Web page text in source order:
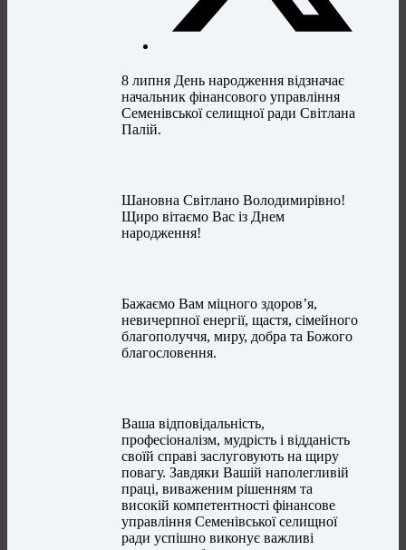
8 липня День народження відзначає
начальник фінансового управління
Семенівської селищної ради Світлана
Палій.
Шановна Світлано Володимирівно!
Щиро вітаємо Вас із Днем
народження!
Бажаємо Вам міцного здоров’я,
невичерпної енергії, щастя, сімейного
благополуччя, миру, добра та Божого
благословення.
Ваша відповідальність,
професіоналізм, мудрість і відданість
своїй справі заслуговують на щиру
повагу. Завдяки Вашій наполегливій
праці, виваженим рішенням та
високій компетентності фінансове
управління Семенівської селищної
ради успішно виконує важливі